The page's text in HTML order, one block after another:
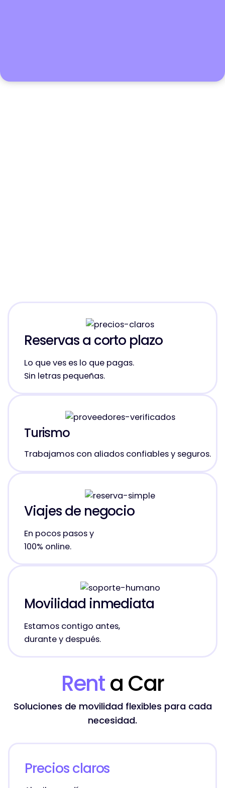
Reservas a corto plazo
Lo que ves es lo que pagas.
Sin letras pequeñas.
Turismo
Trabajamos con aliados confiables y seguros.
Viajes de negocio
En pocos pasos y
100% online.
Movilidad inmediata
Estamos contigo antes,
durante y después.
Renta Car
Soluciones de movilidad flexibles para cada
necesidad.
Precios claros